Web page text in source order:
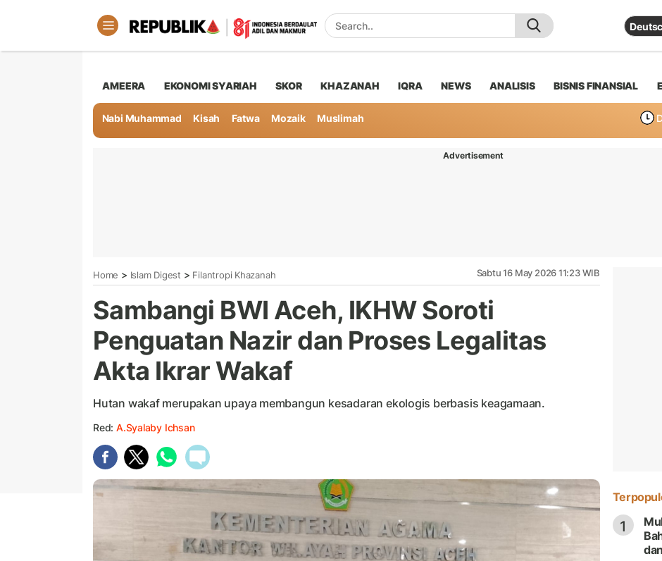
AMEERA EKONOMI SYARIAH SKOR KHAZANAH IQRA NEWS ANALISIS BISNIS FINANSIAL
Nabi Muhammad Kisah Fatwa Mozaik Muslimah
Advertisement
Home > Islam Digest > Filantropi Khazanah Sabtu 16 May 2026 11:23 WIB
Sambangi BWI Aceh, IKHW Soroti
Penguatan Nazir dan Proses Legalitas
Akta Ikrar Wakaf
Hutan wakaf merupakan upaya membangun kesadaran ekologis berbasis keagamaan.
Red: A.Syalaby Ichsan
1